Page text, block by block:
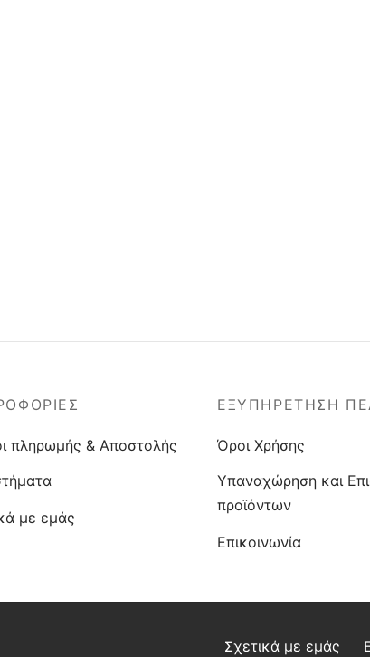
πληρωμής & Αποστολής
με εμάς
ΕΞΥΠΗΡΕΤΗΣΗ
Όροι Χρήσης
Υπαναχώρηση και
προϊόντων
Επικοινωνία
Σχετικά με εμάς